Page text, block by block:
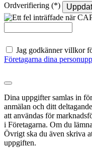
Ordverifiering
Jag godkänner villkor
Företagarna dina
Dina uppgifter samlas in
anmälan och ditt
att användas för
i Företagarna. Om du
Övrigt ska du även skriva
uppgiften.